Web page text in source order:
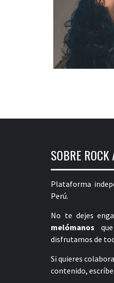
SOBRE ROCK
Plataforma
Perú.
No te dejes
melómanos
disfrutamos de
Si quieres
contenido,